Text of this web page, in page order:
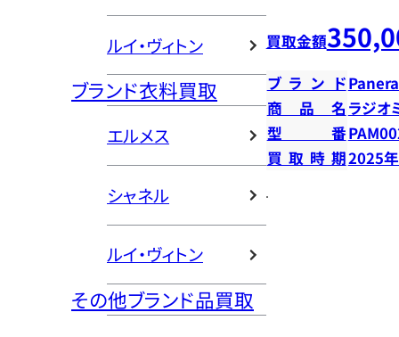
ルイ・ヴィトン
ブランド衣料買取
エルメス
シャネル
ルイ・ヴィトン
その他ブランド品買取
買取金額
ブランド
商品名 ラジオ
型番
買取時期2025